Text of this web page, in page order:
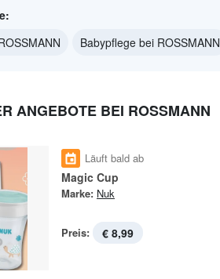
Babypflege bei ROSSMANN
ANGEBOTE BEI ROSSMANN
Läuft bald ab
Magic Cup
Marke: Nuk
Preis: € 8,99